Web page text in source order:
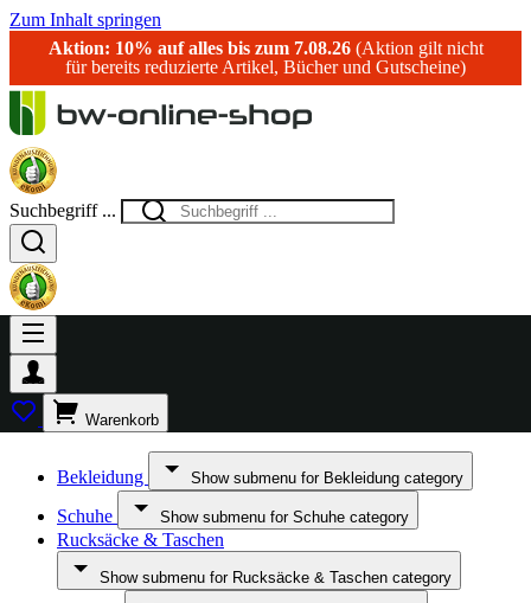
Zum Inhalt springen
Aktion: 10% auf alles bis zum 7.08.26(Aktion gilt nicht
für bereits reduzierte Artikel, Bücher und Gutscheine)
Suchbegriff ...
Warenkorb
Bekleidung Show submenu for Bekleidung category
Schuhe Show submenu for Schuhe category
Rucksäcke & Taschen
Show submenu for Rucksäcke & Taschen category